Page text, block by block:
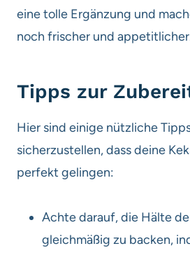
eine tolle Ergänzung und
noch frischer und
Tipps zur
Hier sind einige nützliche
sicherzustellen, dass deine
perfekt gelingen:
Achte darauf, die Hälte
gleichmäßig zu backen,